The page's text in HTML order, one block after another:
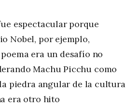
espectacular porque
Nobel, por ejemplo,
era un desafío no
Machu Picchu como
piedra angular de la cultura
era otro hito